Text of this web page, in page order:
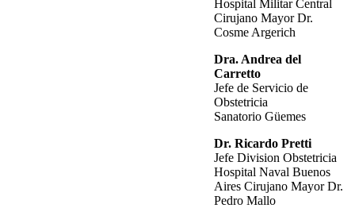
Hospital Militar Central
Cirujano Mayor Dr.
Cosme Argerich
Dra. Andrea del
Carretto
Jefe de Servicio de
Obstetricia
Sanatorio Güemes
Dr. Ricardo Pretti
Jefe Division Obstetricia
Hospital Naval Buenos
Aires Cirujano Mayor Dr.
Pedro Mallo